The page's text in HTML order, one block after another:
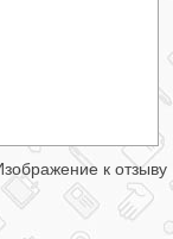
к отзыву